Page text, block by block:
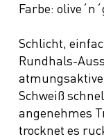
Farbe:
Schlicht,
Rundhals-
Schweiß
angenehmes
trocknet es